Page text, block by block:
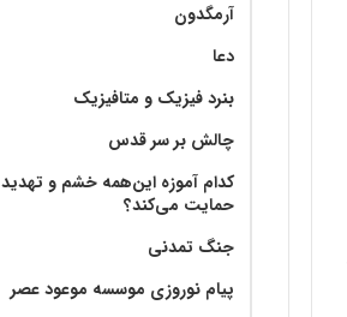
آرمگدون
دعا
بنرد فیزیک و متافیزیک
چالش بر سر قدس
کدام آموزه این‌همه خشم و تهدید
حمایت می‌کند؟
جنگ تمدنی
پیام نوروزی موسسه موعود عصر